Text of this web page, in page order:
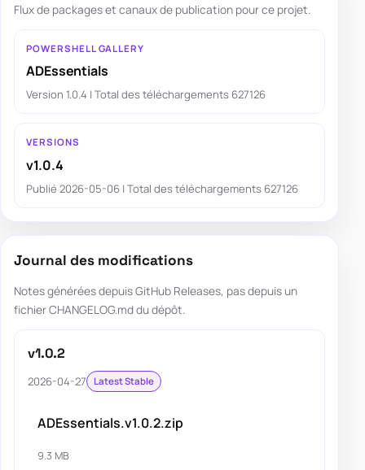
Flux de packages et canaux de publication pour ce projet.
POWERSHELL GALLERY
ADEssentials
Version 1.0.4 | Total des téléchargements 627126
VERSIONS
v1.0.4
Publié 2026-05-06 | Total des téléchargements 627126
Journal des modifications
Notes générées depuis GitHub Releases, pas depuis un
fichier CHANGELOG.md du dépôt.
v1.0.2
2026-04-27 Latest Stable
ADEssentials.v1.0.2.zip
9.3 MB